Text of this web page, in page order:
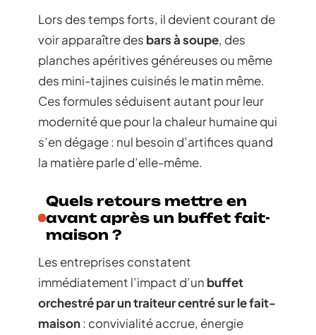
Lors des temps forts, il devient courant de
voir apparaître des bars à soupe, des
planches apéritives généreuses ou même
des mini-tajines cuisinés le matin même.
Ces formules séduisent autant pour leur
modernité que pour la chaleur humaine qui
s’en dégage : nul besoin d’artifices quand
la matière parle d’elle-même.
Quels retours mettre en
avant après un buffet fait-
maison ?
Les entreprises constatent
immédiatement l’impact d’un buffet
orchestré par un traiteur centré sur le fait-
maison: convivialité accrue, énergie